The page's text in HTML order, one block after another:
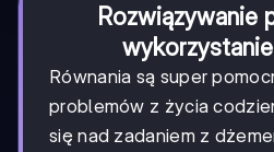
Rozwiązywanie
Równania są super
problemów z życia
się nad zadaniem z